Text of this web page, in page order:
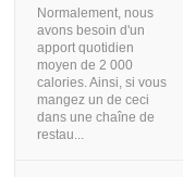
Normalement, nous
avons besoin d'un
apport quotidien
moyen de 2 000
calories. Ainsi, si vous
mangez un de ceci
dans une chaîne de
restau...